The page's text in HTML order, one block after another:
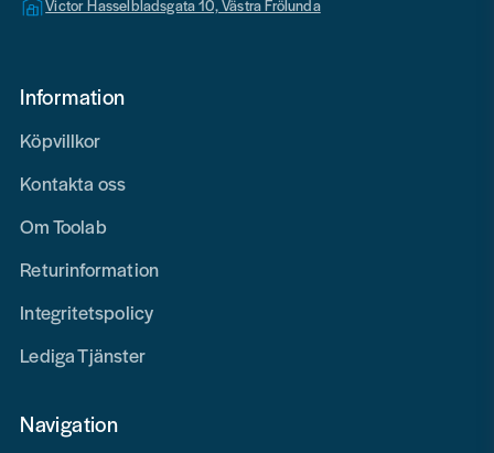
Victor Hasselbladsgata 10, Västra Frölunda
Information
Köpvillkor
Kontakta oss
Om Toolab
Returinformation
Integritetspolicy
Lediga Tjänster
Navigation